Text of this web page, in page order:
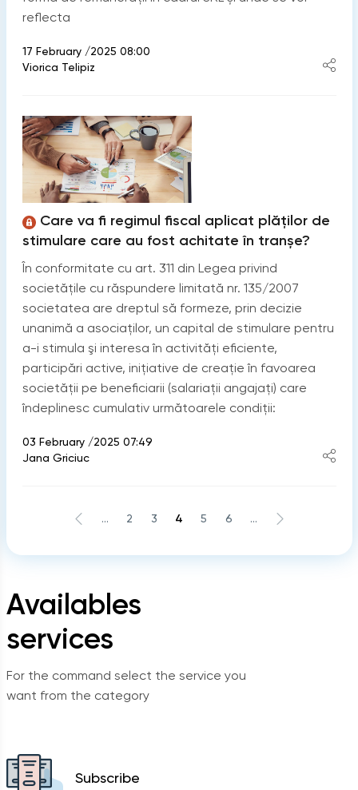
Availables
services
For the command select the service you
want from the category
Subscribe
reflecta
17 February /2025 08:00
Viorica Telipiz
Care va fi regimul fiscal aplicat plăților de
stimulare care au fost achitate în tranșe?
În conformitate cu art. 311 din Legea privind
societăţile cu răspundere limitată nr. 135/2007
societatea are dreptul să formeze, prin decizie
unanimă a asociaţilor, un capital de stimulare pentru
a-i stimula şi interesa în activităţi eficiente,
participări active, iniţiative de creaţie în favoarea
societăţii pe beneficiarii (salariaţii angajaţi) care
îndeplinesc cumulativ următoarele condiţii:
03 February /2025 07:49
Jana Griciuc
... 2 3 4 5 6 ...